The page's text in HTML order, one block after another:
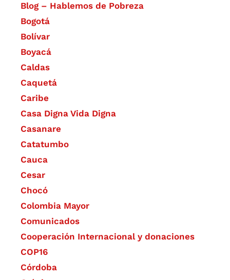
Blog – Hablemos de Pobreza
Bogotá
Bolívar
Boyacá
Caldas
Caquetá
Caribe
Casa Digna Vida Digna
Casanare
Catatumbo
Cauca
Cesar
Chocó
Colombia Mayor
Comunicados
Cooperación Internacional y donaciones
COP16
Córdoba